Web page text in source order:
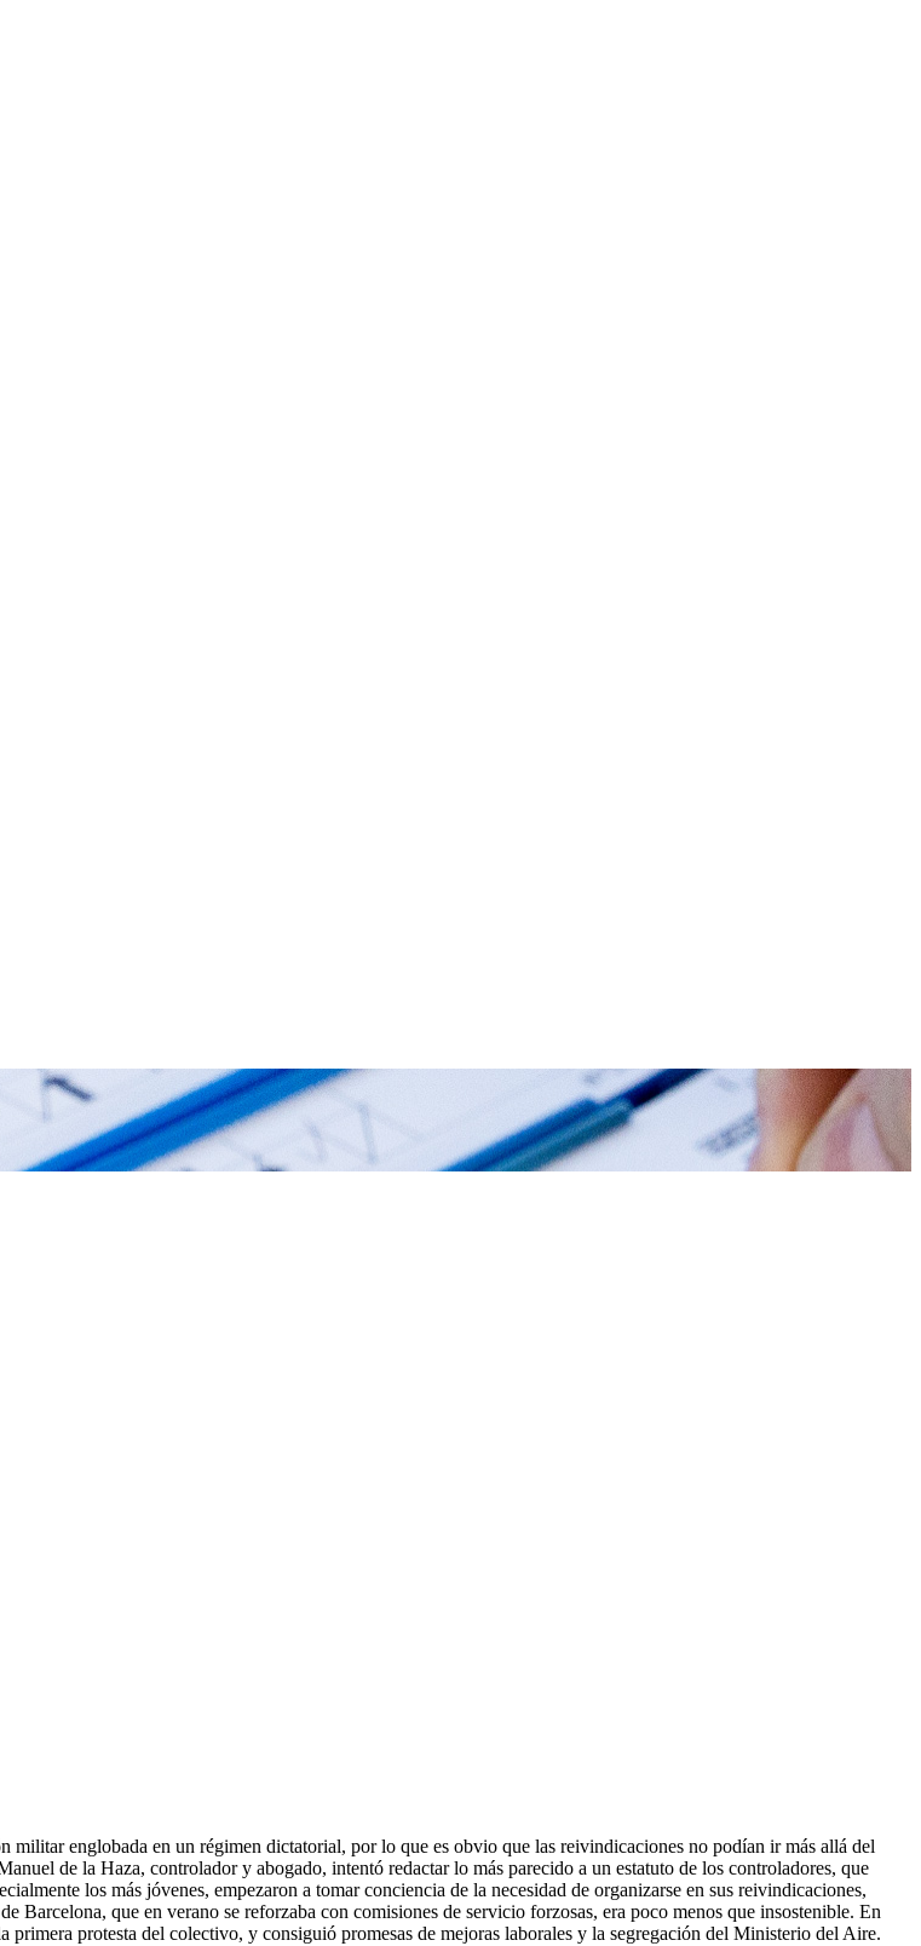
militar englobada en un régimen dictatorial, por lo que es obvio que las reivindicaciones no podían ir más allá del
de la Haza, controlador y abogado, intentó redactar lo más parecido a un estatuto de los controladores, que
los más jóvenes, empezaron a tomar conciencia de la necesidad de organizarse en sus reivindicaciones,
Barcelona, que en verano se reforzaba con comisiones de servicio forzosas, era poco menos que insostenible. En
protesta del colectivo, y consiguió promesas de mejoras laborales y la segregación del Ministerio del Aire.